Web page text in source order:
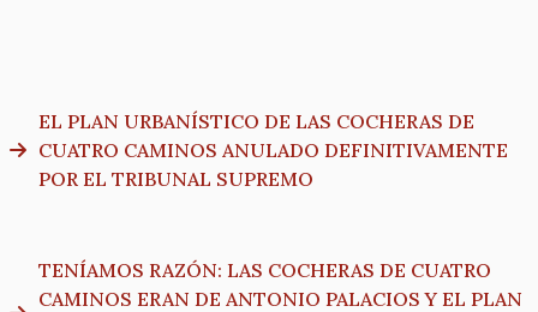
EL PLAN URBANÍSTICO DE LAS COCHERAS DE
CUATRO CAMINOS ANULADO DEFINITIVAMENTE
POR EL TRIBUNAL SUPREMO
TENÍAMOS RAZÓN: LAS COCHERAS DE CUATRO
CAMINOS ERAN DE ANTONIO PALACIOS Y EL PLAN